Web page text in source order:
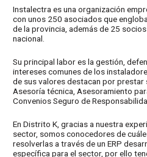
Instalectra es una organización
con unos 250 asociados que
de la provincia, además de 25
nacional.
Su principal labor es la gestión,
intereses comunes de los
de sus valores destacan por
Asesoría técnica, Asesoramiento
Convenios Seguro de
En Distrito K, gracias a nuestra
sector, somos conocedores de
resolverlas a través de un ERP
específica para el sector, por ello